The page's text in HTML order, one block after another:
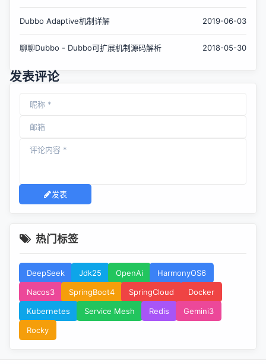
Dubbo Adaptive机制详解 2019-06-03
聊聊Dubbo - Dubbo可扩展机制源码解析 2018-05-30
发表评论
发表
热门标签
DeepSeek Jdk25 OpenAi
HarmonyOS6
Nacos3
SpringBoot4 SpringCloud
Docker
Kubernetes
Service Mesh Redis
Gemini3
Rocky